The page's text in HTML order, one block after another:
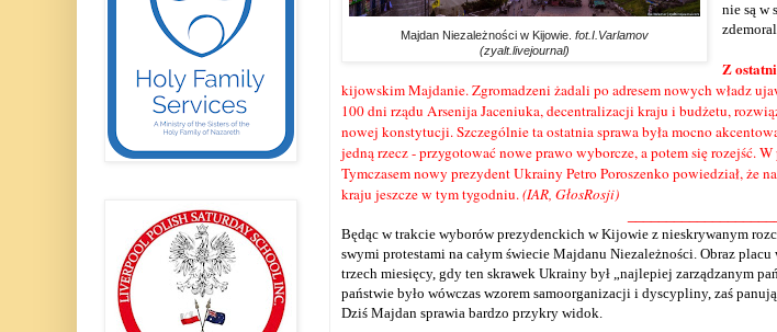
Majdan Niezależności w Kijowie. fot.I.Varlamov
(zyalt.livejournal)
nie są w
Z
kijowskim Majdanie. Zgromadzeni żadali po adresem nowych władz
100 dni rządu Arsenija Jaceniuka, decentralizacji kraju i budżetu,
nowej konstytucji. Szczególnie ta ostatnia sprawa była mocno
jedną rzecz - przygotować nowe prawo wyborcze, a potem się rozejść.
Tymczasem nowy prezydent Ukrainy Petro Poroszenko powiedział, że
kraju jeszcze w tym tygodniu.(IAR, GłosRosji)
Będąc w trakcie wyborów prezydenckich w Kijowie z nieskrywanym
swymi protestami na całym świecie Majdanu Niezależności. Obraz
trzech miesięcy, gdy ten skrawek Ukrainy był „najlepiej zarządzanym
państwie było wówczas wzorem samoorganizacji i dyscypliny, zaś
Dziś Majdan sprawia bardzo przykry widok.